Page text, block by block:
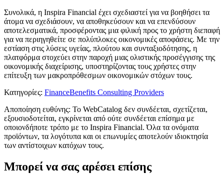
Συνολικά, η Inspira Financial έχει σχεδιαστεί για να βοηθήσει τα
άτομα να σχεδιάσουν, να αποθηκεύσουν και να επενδύσουν
αποτελεσματικά, προσφέροντας μια φιλική προς το χρήστη διεπαφή
για να περιηγηθείτε σε πολύπλοκες οικονομικές αποφάσεις. Με την
εστίαση στις λύσεις υγείας, πλούτου και συνταξιοδότησης, η
πλατφόρμα στοχεύει στην παροχή μιας ολιστικής προσέγγισης της
οικονομικής διαχείρισης, υποστηρίζοντας τους χρήστες στην
επίτευξη των μακροπρόθεσμων οικονομικών στόχων τους.
Κατηγορίες: FinanceBenefits Consulting Providers
Αποποίηση ευθύνης: Το WebCatalog δεν συνδέεται, σχετίζεται,
εξουσιοδοτείται, εγκρίνεται από ούτε συνδέεται επίσημα με
οποιονδήποτε τρόπο με το Inspira Financial. Όλα τα ονόματα
προϊόντων, τα λογότυπα και οι επωνυμίες αποτελούν ιδιοκτησία
των αντίστοιχων κατόχων τους.
Μπορεί να σας αρέσει επίσης